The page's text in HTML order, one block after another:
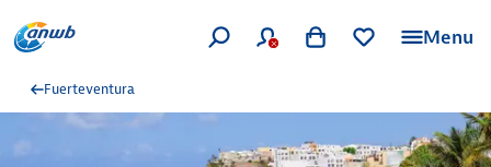
Menu
Fuerteventura